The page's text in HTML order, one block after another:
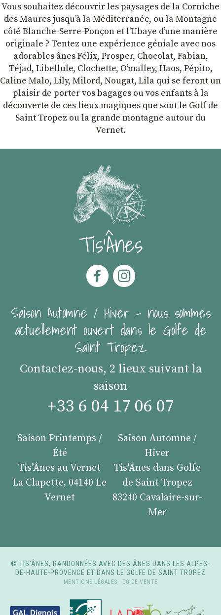
Vous souhaitez découvrir les paysages de la Corniche
des Maures jusqu’à la Méditerranée, ou la Montagne
côté Blanche-Serre-Ponçon et l'Ubaye dʼune manière
originale ? Tentez une expérience géniale avec nos
adorables ânes Félix, Prosper, Chocolat, Fabian,
Téjad, Libellule, Clochette, Oʼmalley, Haos, Pépito,
Caline Malo, Lily, Milord, Nougat, Lila qui se feront un
plaisir de porter vos bagages ou vos enfants à la
découverte de ces lieux magiques que sont le Golf de
Saint Tropez ou la grande montagne autour du
Vernet.
Tis'Ânes
Saison Automne / Hiver - nous sommes
actuellement ouvert dans le Golfe de
Saint Tropez
Contactez-nous, 2 lieux suivant la
saison
+33 6 04 17 06 07
Saison Printemps /
Été
Tis’Ânes au Vernet
La Clapette, 04140 Le
Vernet
Saison Automne /
Hiver
Tis’Ânes dans Golfe
de Saint Tropez
83240 Cavalaire-sur-
Mer
© TIS’ÂNES, RANDONNÉES AVEC DES ÂNES DANS LES ALPES-
DE-HAUTE-PROVENCE ET DANS LE GOLFE DE SAINT TROPEZ
MENTIONS LÉGALES - CG DE VENTE